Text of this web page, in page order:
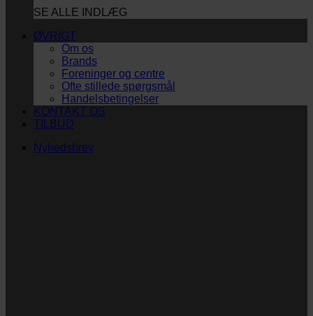
SE ALLE INDLÆG
ØVRIGT
Om os
Brands
Foreninger og centre
Ofte stillede spørgsmål
Handelsbetingelser
KONTAKT OS
TILBUD
Nyhedsbrev